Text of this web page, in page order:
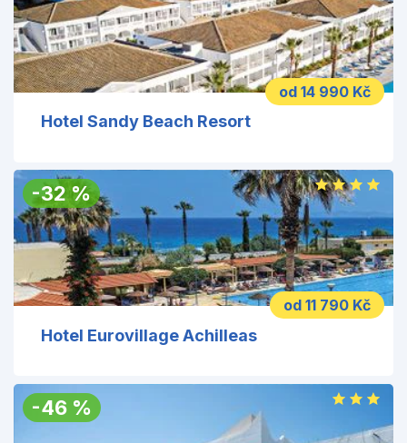
od 14 990 Kč
Hotel Sandy Beach Resort
od 11 790 Kč
-32%
Hotel Eurovillage Achilleas
-46 %